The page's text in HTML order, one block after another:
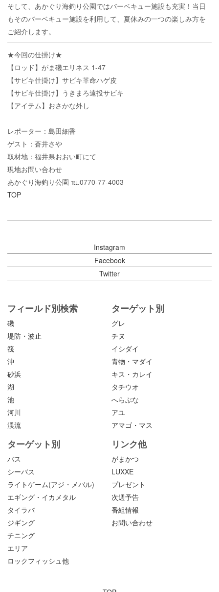
そして、あかぐり海釣り公園ではバーベキュー施設も充実！当日
もそのバーベキュー施設を利用して、夏休みの一つの楽しみ方を
ご紹介します。
★今回の仕掛け★
【ロッド】がま磯エリネス 1-47
【サビキ仕掛け】サビキ革命ハゲ皮
【サビキ仕掛け】うきまろ遠投サビキ
【アイテム】おさかな外し
レポーター：島田細香
ゲスト：蒼井さや
取材地：福井県おおい町にて
現地お問い合わせ
あかぐり海釣り公園 ℡.0770-77-4003
TOP
Instagram
Facebook
Twitter
フィールド別検索
磯
堤防・波止
筏
沖
砂浜
湖
池
河川
渓流
ターゲット別
グレ
チヌ
イシダイ
青物・マダイ
キス・カレイ
タチウオ
へらぶな
アユ
アマゴ・マス
ターゲット別
バス
シーバス
ライトゲーム(アジ・メバル)
エギング・イカメタル
タイラバ
ジギング
チニング
エリア
ロックフィッシュ他
リンク他
がまかつ
LUXXE
プレゼント
次週予告
番組情報
お問い合わせ